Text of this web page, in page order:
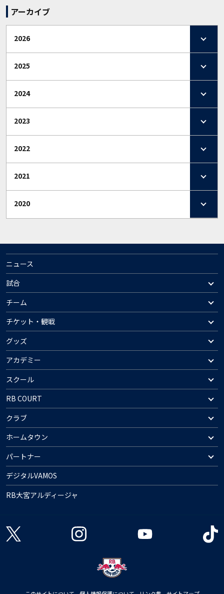
アーカイブ
2026
2025
2024
2023
2022
2021
2020
ニュース
試合
チーム
チケット・観戦
グッズ
アカデミー
スクール
RB COURT
クラブ
ホームタウン
パートナー
デジタルVAMOS
RB大宮アルディージャ